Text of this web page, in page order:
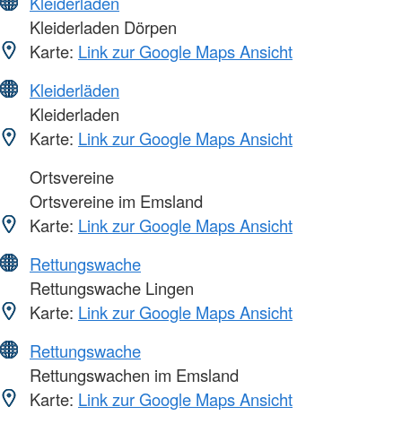
Kleiderladen Dörpen
Karte: Link zur Google Maps Ansicht
Kleiderläden
Kleiderladen
Karte: Link zur Google Maps Ansicht
Ortsvereine
Ortsvereine im Emsland
Karte: Link zur Google Maps Ansicht
Rettungswache
Rettungswache Lingen
Karte: Link zur Google Maps Ansicht
Rettungswache
Rettungswachen im Emsland
Karte: Link zur Google Maps Ansicht